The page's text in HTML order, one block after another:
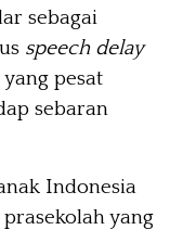
sebagai
speech delay
pesat
sebaran
Indonesia
yang